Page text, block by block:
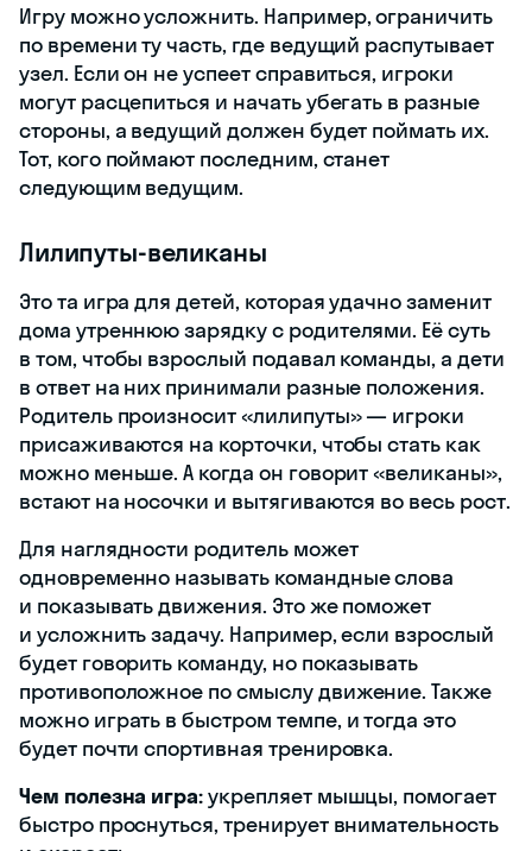
Игру можно усложнить. Например, ограничить
по времени ту часть, где ведущий распутывает
узел. Если он не успеет справиться, игроки
могут расцепиться и начать убегать в разные
стороны, а ведущий должен будет поймать их.
Тот, кого поймают последним, станет
следующим ведущим.
Лилипуты-великаны
Это та игра для детей, которая удачно заменит
дома утреннюю зарядку с родителями. Её суть
в том, чтобы взрослый подавал команды, а дети
в ответ на них принимали разные положения.
Родитель произносит «лилипуты» — игроки
присаживаются на корточки, чтобы стать как
можно меньше. А когда он говорит «великаны»,
встают на носочки и вытягиваются во весь рост.
Для наглядности родитель может
одновременно называть командные слова
и показывать движения. Это же поможет
и усложнить задачу. Например, если взрослый
будет говорить команду, но показывать
противоположное по смыслу движение. Также
можно играть в быстром темпе, и тогда это
будет почти спортивная тренировка.
Чем полезна игра:укрепляет мышцы, помогает
быстро проснуться, тренирует внимательность